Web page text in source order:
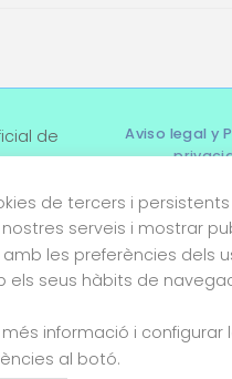
de
Tots
Aviso legal y
Términos y
Política
de tercers i
serveis i mostrar
les preferències dels
els seus hàbits de
informació i configurar
al botó.